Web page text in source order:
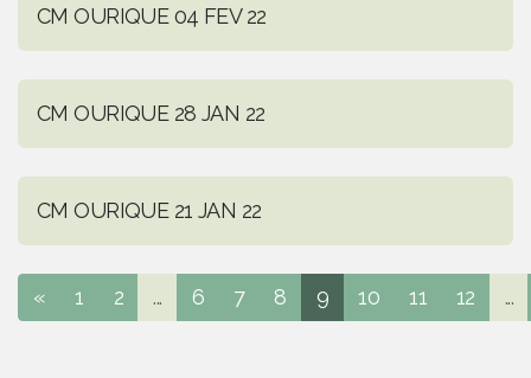
CM OURIQUE 04 FEV 22
CM OURIQUE 28 JAN 22
CM OURIQUE 21 JAN 22
« 1 2 ... 6 7 8 9 10 11 12 ...